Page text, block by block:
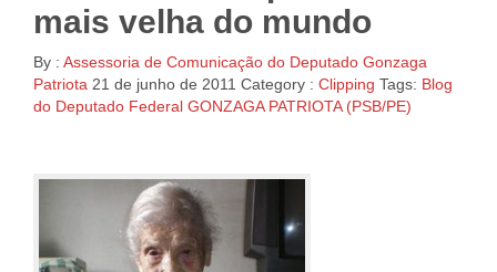
mais velha do mundo
By : Assessoria de Comunicação do Deputado Gonzaga
Patriota 21 de junho de 2011 Category : Clipping Tags: Blog
do Deputado Federal GONZAGA PATRIOTA (PSB/PE)